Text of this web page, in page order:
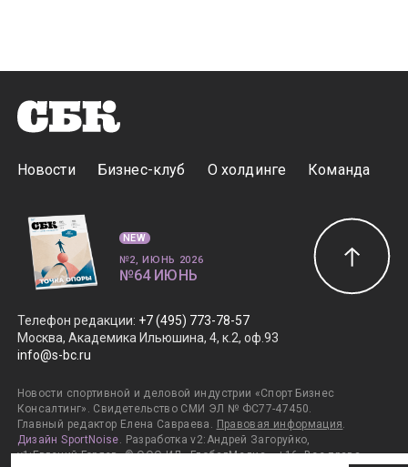
Новости Бизнес-клуб О холдинге Команда
Телефон редакции: +7 (495) 773-78-57
Москва, Академика Ильюшина, 4, к.2, оф.93
info@s-bc.ru
Новости спортивной и деловой индустрии «Спорт Бизнес
Консалтинг». Свидетельство СМИ ЭЛ № ФС77-47450.
Главный редактор Елена Савраева. Правовая информация.
Дизайн SportNoise. Разработка v2:Андрей Загоруйко,
v1:Евгений Горяев. © ООО ИД «ГлобалМедиа». +16. Все права
NEW
№2, ИЮНЬ 2026
№64 ИЮНЬ